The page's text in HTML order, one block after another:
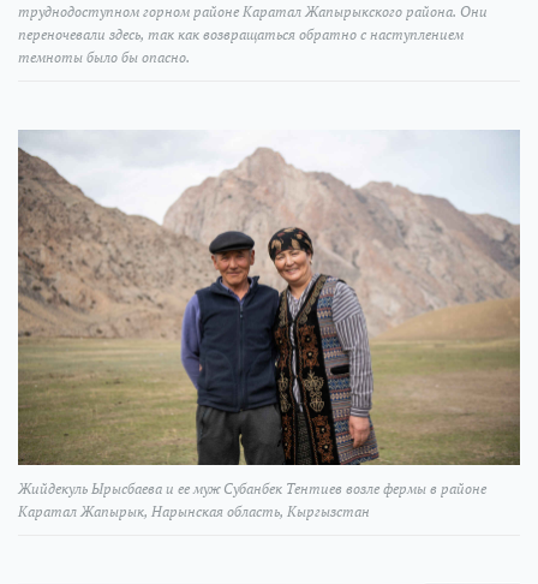
труднодоступном горном районе Каратал Жапырыкского района. Они
переночевали здесь, так как возвращаться обратно с наступлением
темноты было бы опасно.
Жийдекуль Ырысбаева и ее муж Субанбек Тентиев возле фермы в районе
Каратал Жапырык, Нарынская область, Кыргызстан